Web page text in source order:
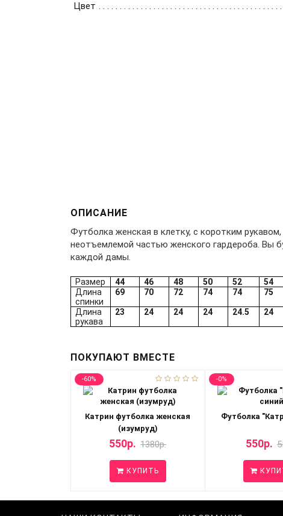
Цвет
ОПИСАНИЕ
Футболка женская в клетку, с коротким
неотъемлемой частью женского гардероба. Вы
каждой дамы.
Размер 44 46 48 50 52 54
Длина
спинки
69 70 72 74 74 75
Длина
рукава
23 24 24 24 24.5 24
ПОКУПАЮТ ВМЕСТЕ
-60%
Катрин футболка женская
(изумруд)
550р. 1380р.
КУПИТЬ
-0%
Футболка
550р.